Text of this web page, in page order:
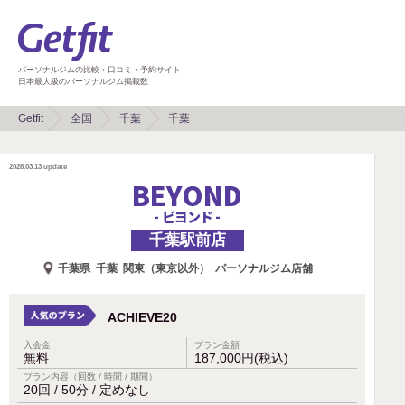
パーソナルジムの比較・口コミ・予約サイト
日本最大級のパーソナルジム掲載数
Getfit 全国 千葉 千葉
2026.03.13 update
BEYOND
- ビヨンド -
千葉駅前店
千葉県 千葉 関東（東京以外） パーソナルジム店舗
ACHIEVE20
入会金
無料
プラン金額
187,000円(税込)
プラン内容（回数 / 時間 / 期間）
20回 / 50分 / 定めなし